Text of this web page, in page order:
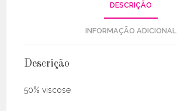
DESCRIÇÃO
INFORMAÇÃO ADICIONAL
Descrição
50% viscose